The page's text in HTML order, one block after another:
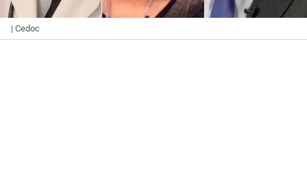
| Cedoc